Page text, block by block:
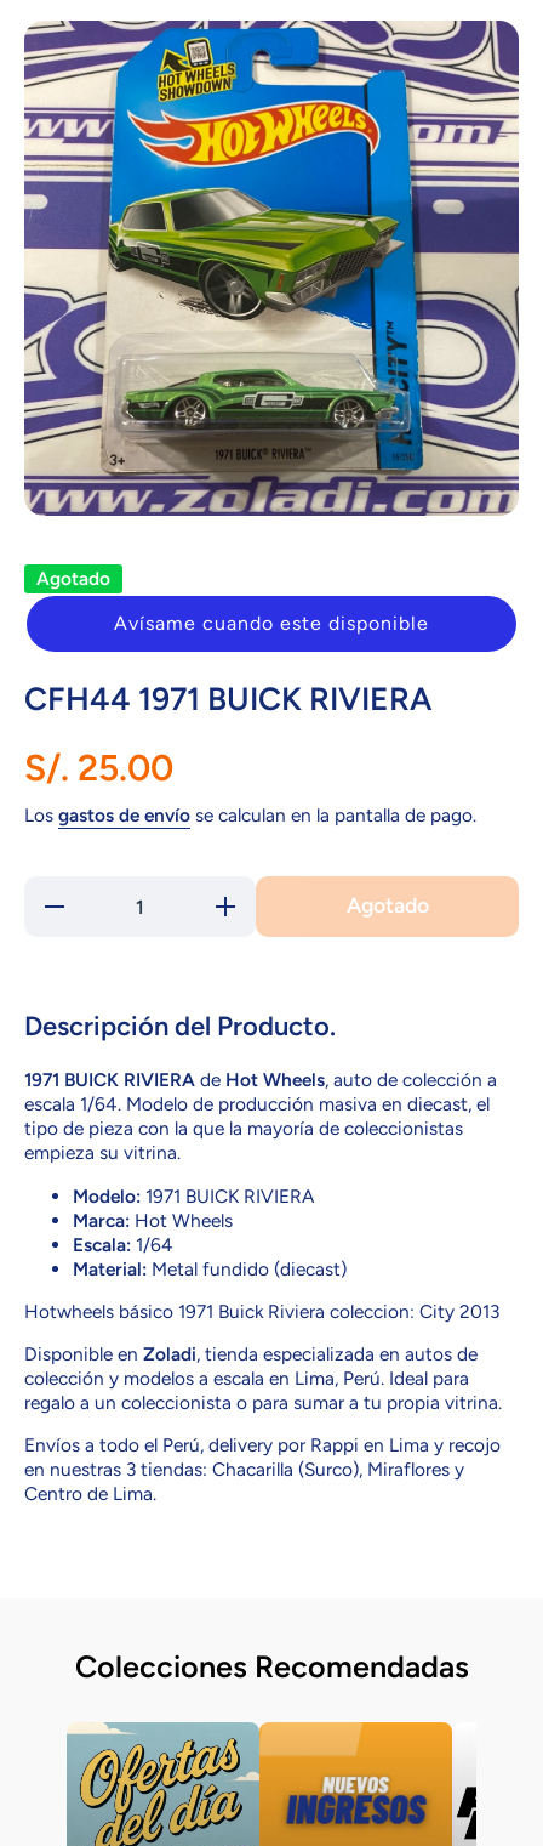
Ir directamente a la información del producto
Agotado
Avísame cuando este disponible
CFH44 1971 BUICK RIVIERA
S/. 25.00
Los gastos de envío se calculan en la pantalla de pago.
Reducir
Aumentar
cantidad
para
Agotado
Descripción del Producto.
1971 BUICK RIVIERA de Hot Wheels, auto de colección a
escala 1/64. Modelo de producción masiva en diecast, el
tipo de pieza con la que la mayoría de coleccionistas
empieza su vitrina.
Modelo: 1971 BUICK RIVIERA
Marca: Hot Wheels
Escala: 1/64
Material: Metal fundido (diecast)
Hotwheels básico 1971 Buick Riviera coleccion: City 2013
Disponible en Zoladi, tienda especializada en autos de
colección y modelos a escala en Lima, Perú. Ideal para
regalo a un coleccionista o para sumar a tu propia vitrina.
Envíos a todo el Perú, delivery por Rappi en Lima y recojo
en nuestras 3 tiendas: Chacarilla (Surco), Miraflores y
Centro de Lima.
Colecciones Recomendadas